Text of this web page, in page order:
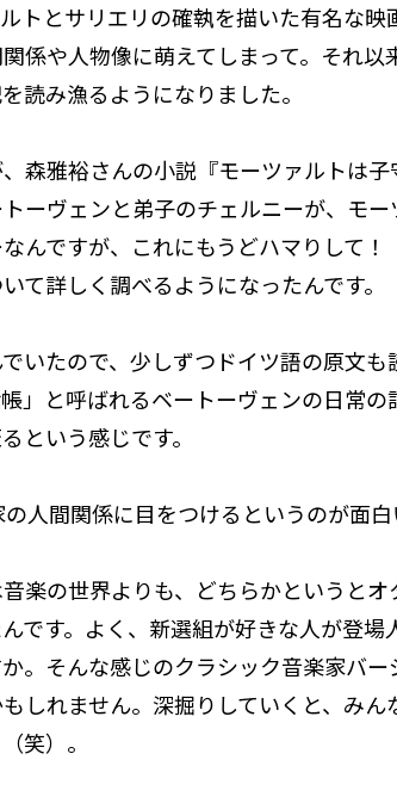
トとサリエリの確執を描いた有名な映
係や人物像に萌えてしまって。それ以
読み漁るようになりました。
森雅裕さんの小説『モーツァルトは子
トーヴェンと弟子のチェルニーが、モ
んですが、これにもうどハマりして
て詳しく調べるようになったんです。
いたので、少しずつドイツ語の原文も
」と呼ばれるベートーヴェンの日常の
という感じです。
の人間関係に目をつけるというのが面白
楽の世界よりも、どちらかというとオ
です。よく、新選組が好きな人が登場
。そんな感じのクラシック音楽家バー
しれません。深掘りしていくと、みん
笑）。